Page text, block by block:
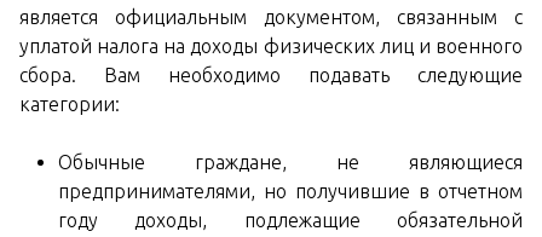
является официальным документом, связанным с
уплатой налога на доходы физических лиц и военного
сбора. Вам необходимо подавать следующие
категории:
Обычные граждане, не являющиеся
предпринимателями, но получившие в отчетном
году доходы, подлежащие обязательной